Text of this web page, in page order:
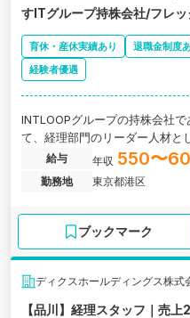
すITグループ持株会社/フレ
育休・産休実績あり 退職金制度
経験者優遇
INTLOOPグループの持株会社
て、経理部門のリーダー人材と
給与 年収 550〜
勤務地
東京都港区
ブックマーク
ディクスホールディングス株式
【品川】経理スタッフ｜売